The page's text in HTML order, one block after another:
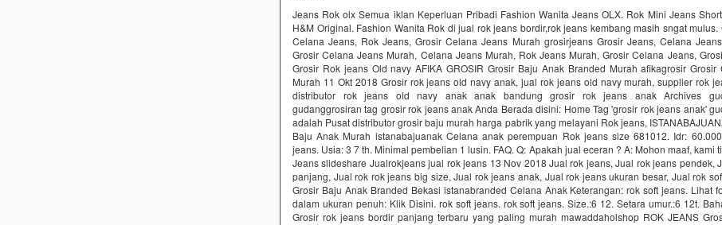
Jeans Rok olx Semua iklan Keperluan Pribadi Fashion Wanita Jeans OLX. Rok Mini Jeans
H&M Original. Fashion Wanita Rok di jual rok jeans bordir,rok jeans kembang masih sngat mulus.
Celana Jeans, Rok Jeans, Grosir Celana Jeans Murah grosirjeans Grosir Jeans, Celana
Grosir Celana Jeans Murah, Celana Jeans Murah, Rok Jeans Murah, Grosir Celana Jeans,
Grosir Rok jeans Old navy AFIKA GROSIR Grosir Baju Anak Branded Murah afikagrosir Grosir
Murah 11 Okt 2018 Grosir rok jeans old navy anak, jual rok jeans old navy murah, supplier rok
distributor rok jeans old navy anak anak bandung grosir rok jeans anak Archives
gudanggrosiran tag grosir rok jeans anak Anda Berada disini: Home Tag 'grosir rok jeans anak'
adalah Pusat distributor grosir baju murah harga pabrik yang melayani Rok jeans,
Baju Anak Murah istanabajuanak Celana anak perempuan Rok jeans size 681012. Idr:
jeans. Usia: 3 7 th. Minimal pembelian 1 lusin. FAQ. Q: Apakah jual eceran ? A: Mohon maaf, kami
Jeans slideshare Jualrokjeans jual rok jeans 13 Nov 2018 Jual rok jeans, Jual rok jeans pendek,
panjang, Jual rok rok jeans big size, Jual rok jeans anak, Jual rok jeans ukuran besar, Jual rok
Grosir Baju Anak Branded Bekasi istanabranded Celana Anak Keterangan: rok soft jeans. Lihat
dalam ukuran penuh: Klik Disini. rok soft jeans. rok soft jeans. Size.:6 12. Setara umur.:6 12t.
Grosir rok jeans bordir panjang terbaru yang paling murah mawaddaholshop ROK JEANS